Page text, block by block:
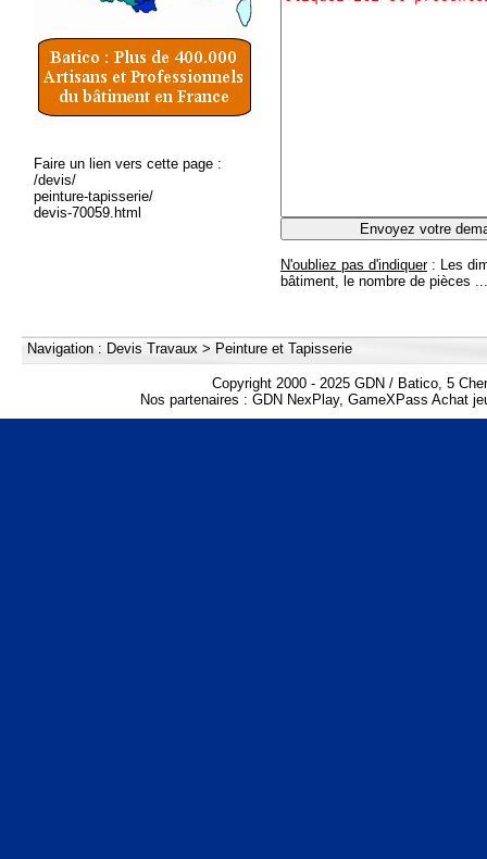
Faire un lien vers cette page :
/devis/
peinture-tapisserie/
devis-70059.html
N'oubliez pas d'indiquer: Les
bâtiment, le nombre de pièces ...
Navigation : Devis Travaux > Peinture et Tapisserie
Copyright 2000 - 2025 GDN / Batico, 5
Nos partenaires : GDN NexPlay, GameXPass Achat